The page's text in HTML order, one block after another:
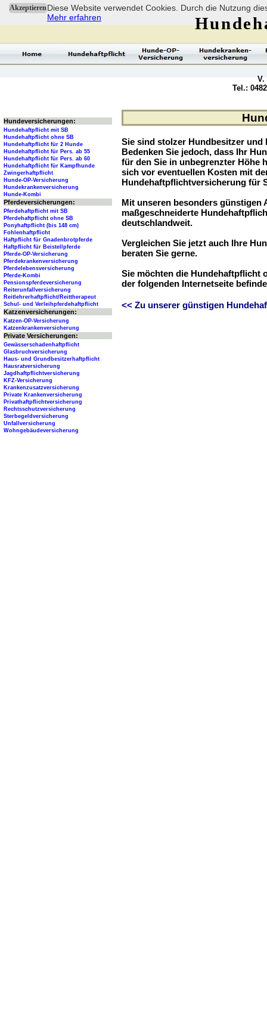
AkzeptierenDiese Website verwendet Cookies. Durch die Nutzung
Mehr erfahren
Sie sind stolzer Hundbesitzer und
Bedenken Sie jedoch, dass Ihr
für den Sie in unbegrenzter Höhe
sich vor eventuellen Kosten mit
Hundehaftpflichtversicherung für
Mit unseren besonders günstigen
maßgeschneiderte
deutschlandweit.
Vergleichen Sie jetzt auch Ihre
beraten Sie gerne.
Sie möchten die Hundehaftpflicht
der folgenden Internetseite
<< Zu unserer günstigen
V.
Tel.:
Hundeversicherungen:
Hundehaftpflicht mit SB
Hundehaftpflicht ohne SB
Hundehaftpflicht für 2 Hunde
Hundehaftpflicht für Pers. ab 55
Hundehaftpflicht für Pers. ab 60
Hundehaftpflicht für Kampfhunde
Zwingerhaftpflicht
Hunde-OP-Versicherung
Hundekrankenversicherung
Hunde-Kombi
Pferdeversicherungen:
Pferdehaftpflicht mit SB
Pferdehaftpflicht ohne SB
Ponyhaftpflicht (bis 148 cm)
Fohlenhaftpflicht
Haftpflicht für Gnadenbrotpferde
Haftpflicht für Beistellpferde
Pferde-OP-Versicherung
Pferdekrankenversicherung
Pferdelebensversicherung
Pferde-Kombi
Pensionspferdeversicherung
Reiterunfallversicherung
Reitlehrerhaftpflicht/Reittherapeut
Schul- und Verleihpferdehaftpflicht
Katzenversicherungen:
Katzen-OP-Versicherung
Katzenkrankenversicherung
Private Versicherungen:
Gewässerschadenhaftpflicht
Glasbruchversicherung
Haus- und Grundbesitzerhaftpflicht
Hausratversicherung
Jagdhaftpflichtversicherung
KFZ-Versicherung
Krankenzusatzversicherung
Private Krankenversicherung
Privathaftpflichtversicherung
Rechtsschutzversicherung
Sterbegeldversicherung
Unfallversicherung
Wohngebäudeversicherung